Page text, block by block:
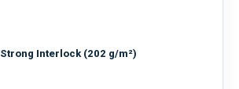
Strong Interlock (202 g/m²)